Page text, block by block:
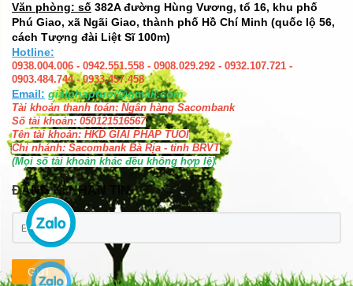
Văn phòng: số 382A đường Hùng Vương, tổ 16, khu phố
Phú Giao, xã Ngãi Giao, thành phố Hồ Chí Minh (quốc lộ 56,
cách Tượng đài Liệt Sĩ 100m)
Hotline:
0938.004.006 - 0942.551.558 - 0908.029.292 - 0932.107.721 -
0903.484.744 - 0933.457.458
Email: giaiphaptuoi@gmail.com
Tài khoản thanh toán: Ngân hàng Sacombank
Số tài khoản: 050121516567
Tên tài khoản: HKD GIAI PHAP TUOI
Chi nhánh: Sacombank Bà Rịa - tỉnh BRVT
(Mọi số tài khoản khác đều không hợp lệ)
ĐĂNG KÍ NHẬN TIN
GỬI